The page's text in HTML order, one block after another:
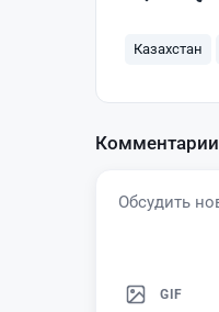
Казахстан
Комментарии
GIF